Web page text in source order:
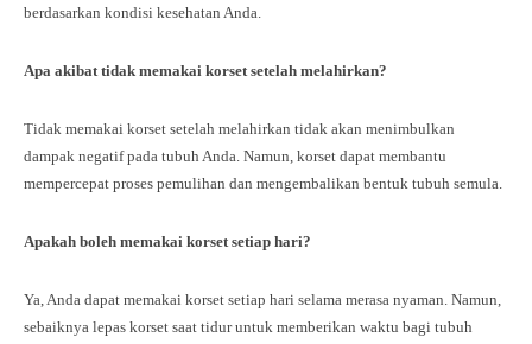
berdasarkan kondisi kesehatan Anda.
Apa akibat tidak memakai korset setelah melahirkan?
Tidak memakai korset setelah melahirkan tidak akan menimbulkan
dampak negatif pada tubuh Anda. Namun, korset dapat membantu
mempercepat proses pemulihan dan mengembalikan bentuk tubuh semula.
Apakah boleh memakai korset setiap hari?
Ya, Anda dapat memakai korset setiap hari selama merasa nyaman. Namun,
sebaiknya lepas korset saat tidur untuk memberikan waktu bagi tubuh